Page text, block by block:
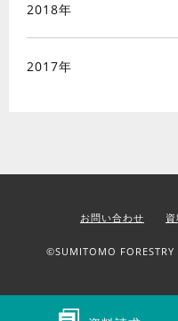
2018年
2017年
お問い合わせ
©SUMITOMO FORESTRY